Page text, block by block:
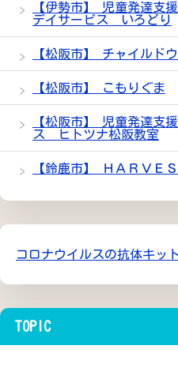
【伊勢市】 児童発達
デイサービス いろどり
【松阪市】 チャイルド
【松阪市】 こもりぐま
【松阪市】 児童発達支
ス ヒトツナ松阪教室
【鈴鹿市】 ＨＡＲＶＥ
コロナウイルスの抗体キッ
TOPIC